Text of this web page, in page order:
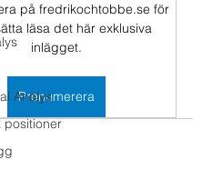
Analys
positioner
på fredrikochtobbe.se för
läsa det här exklusiva
inlägget.
Prenumerera